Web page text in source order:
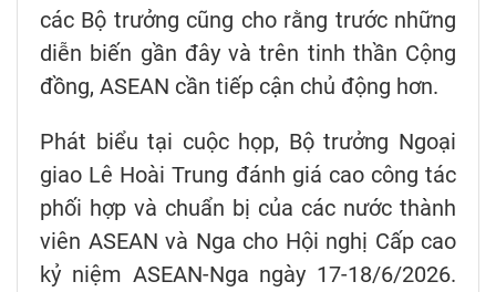
các Bộ trưởng cũng cho rằng trước những
diễn biến gần đây và trên tinh thần Cộng
đồng, ASEAN cần tiếp cận chủ động hơn.
Phát biểu tại cuộc họp, Bộ trưởng Ngoại
giao Lê Hoài Trung đánh giá cao công tác
phối hợp và chuẩn bị của các nước thành
viên ASEAN và Nga cho Hội nghị Cấp cao
kỷ niệm ASEAN-Nga ngày 17-18/6/2026.